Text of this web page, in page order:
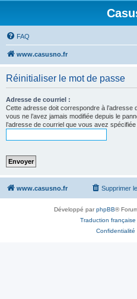
FAQ
www.casusno.fr
Réinitialiser le mot de passe
Adresse de courriel :
Cette adresse doit correspondre à
vous ne l’avez jamais modifiée depuis le
l’adresse de courriel que vous avez
www.casusno.fr Supprimer
Développé parphpBB®
Traduction française
Confidentialité